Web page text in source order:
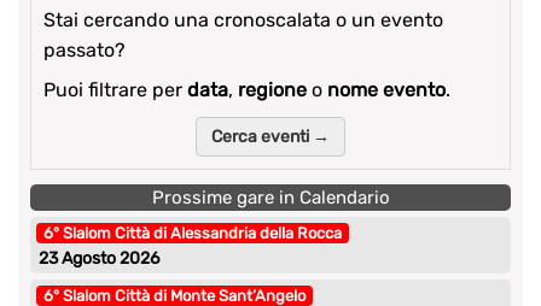
Stai cercando una cronoscalata o un evento
passato?
Puoi filtrare per data, regione o nome evento.
Cerca eventi →
Prossime gare in Calendario
6° Slalom Città di Alessandria della Rocca
23 Agosto 2026
6° Slalom Città di Monte Sant’Angelo